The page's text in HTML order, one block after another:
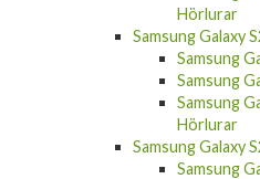
Samsung Galaxy
Samsung
Samsung
Samsung
Hörlurar
Samsung Galaxy
Samsung
Samsung